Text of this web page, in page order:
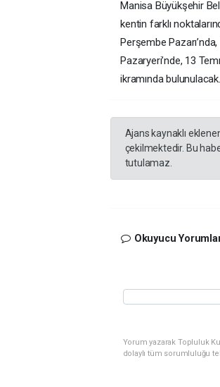
Manisa Büyükşehir
kentin farklı
Perşembe
Pazaryeri’nde, 13
ikramında bulunulacak.
Ajans kaynaklı
çekilmektedir. Bu
tutulamaz.
Okuyucu
Yorum yazarak Topluluk
dolaylı tüm sorumluluğu